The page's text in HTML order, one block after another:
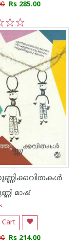
Rs 285.00
5
4
മാഷ്‌
Cart
Rs 214.00